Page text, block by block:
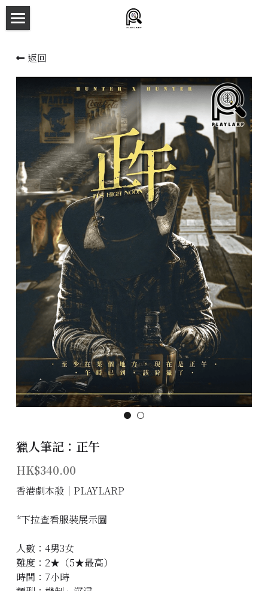
新本預告
主持人檔案
劇本相冊
拼團快團群組
劇本殺介紹
新手須知
預約方法
主題房間
會員優惠
學生優惠
主持/劇本招募
到址及團建服務
聯絡我們
Instagram
搜索
返回
獵人筆記：正午
HK$340.00
香港劇本殺│PLAYLARP
*下拉查看服裝展示圖
人數：4男3女
難度：2★（5★最高）
時間：7小時
商品分類
所有商品分類